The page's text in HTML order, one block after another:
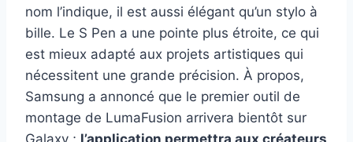
nom l’indique, il est aussi élégant qu’un stylo à
bille. Le S Pen a une pointe plus étroite, ce qui
est mieux adapté aux projets artistiques qui
nécessitent une grande précision. À propos,
Samsung a annoncé que le premier outil de
montage de LumaFusion arrivera bientôt sur